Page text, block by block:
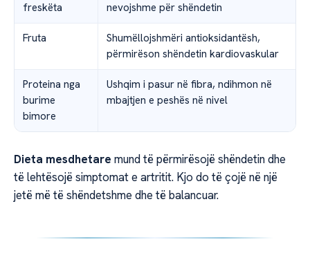
freskëta
nevojshme për shëndetin
Fruta
Shumëllojshmëri antioksidantësh,
përmirëson shëndetin kardiovaskular
Proteina nga
burime
bimore
Ushqim i pasur në fibra, ndihmon në
mbajtjen e peshës në nivel
Dieta mesdhetare mund të përmirësojë shëndetin dhe
të lehtësojë simptomat e artritit. Kjo do të çojë në një
jetë më të shëndetshme dhe të balancuar.